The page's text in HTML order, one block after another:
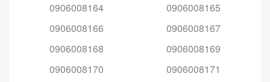
0906008164
0906008165
0906008166
0906008167
0906008168
0906008169
0906008170
0906008171